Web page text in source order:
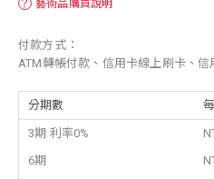
？ 藝術品購買說明
付款方式：
ATM轉帳付款、信用卡線上刷卡、信
分期數
3期 利率0%
6期